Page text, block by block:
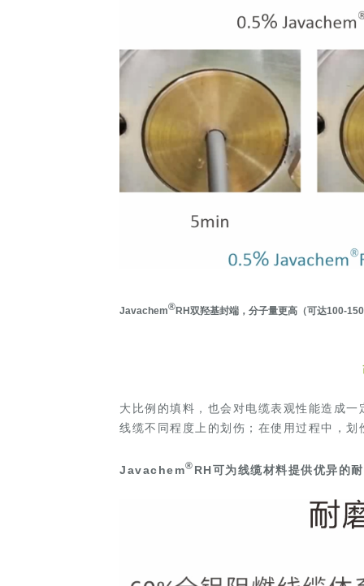
Javachem®RH双羟基封端，分子量更高（可达100-
大比例的填料，也会对电缆表观性能造成
线缆不同程度上的划伤；在使用过程中，划
Javachem® RH可为线缆材料提供优异的